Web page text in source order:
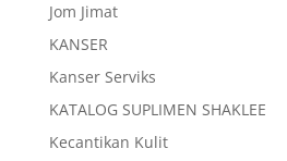
Jom Jimat
KANSER
Kanser Serviks
KATALOG SUPLIMEN SHAKLEE
Kecantikan Kulit